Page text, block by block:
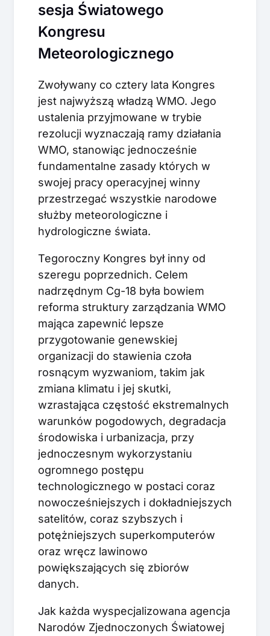
sesja Światowego
Kongresu
Meteorologicznego
Zwoływany co cztery lata Kongres
jest najwyższą władzą WMO. Jego
ustalenia przyjmowane w trybie
rezolucji wyznaczają ramy działania
WMO, stanowiąc jednocześnie
fundamentalne zasady których w
swojej pracy operacyjnej winny
przestrzegać wszystkie narodowe
służby meteorologiczne i
hydrologiczne świata.
Tegoroczny Kongres był inny od
szeregu poprzednich. Celem
nadrzędnym Cg-18 była bowiem
reforma struktury zarządzania WMO
mająca zapewnić lepsze
przygotowanie genewskiej
organizacji do stawienia czoła
rosnącym wyzwaniom, takim jak
zmiana klimatu i jej skutki,
wzrastająca częstość ekstremalnych
warunków pogodowych, degradacja
środowiska i urbanizacja, przy
jednoczesnym wykorzystaniu
ogromnego postępu
technologicznego w postaci coraz
nowocześniejszych i dokładniejszych
satelitów, coraz szybszych i
potężniejszych superkomputerów
oraz wręcz lawinowo
powiększających się zbiorów
danych.
Jak każda wyspecjalizowana agencja
Narodów Zjednoczonych Światowej